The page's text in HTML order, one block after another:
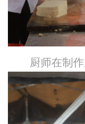
厨师在制